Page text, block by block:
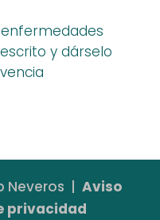
y dárselo
Neveros | Aviso
privacidad